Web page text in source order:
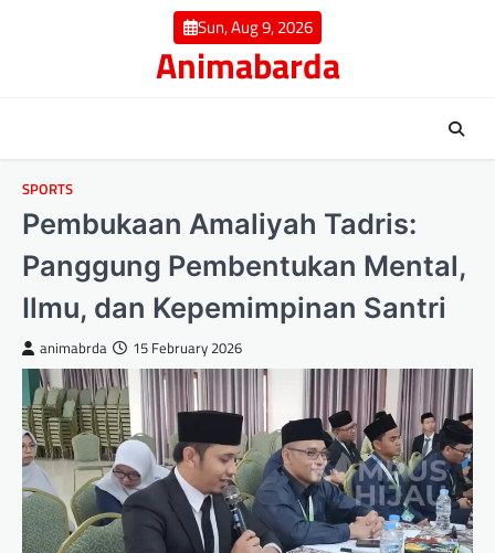
Sun, Aug 9, 2026
Animabarda
SPORTS
Pembukaan Amaliyah Tadris:
Panggung Pembentukan Mental,
Ilmu, dan Kepemimpinan Santri
animabrda 15 February 2026